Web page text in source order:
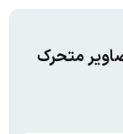
متحرک